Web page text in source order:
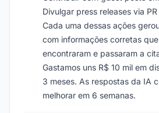
Divulgar press releases via
Cada uma dessas ações
com informações corretas
encontraram e passaram a
Gastamos uns R$ 10 mil em
3 meses. As respostas da IA
melhorar em 6 semanas.